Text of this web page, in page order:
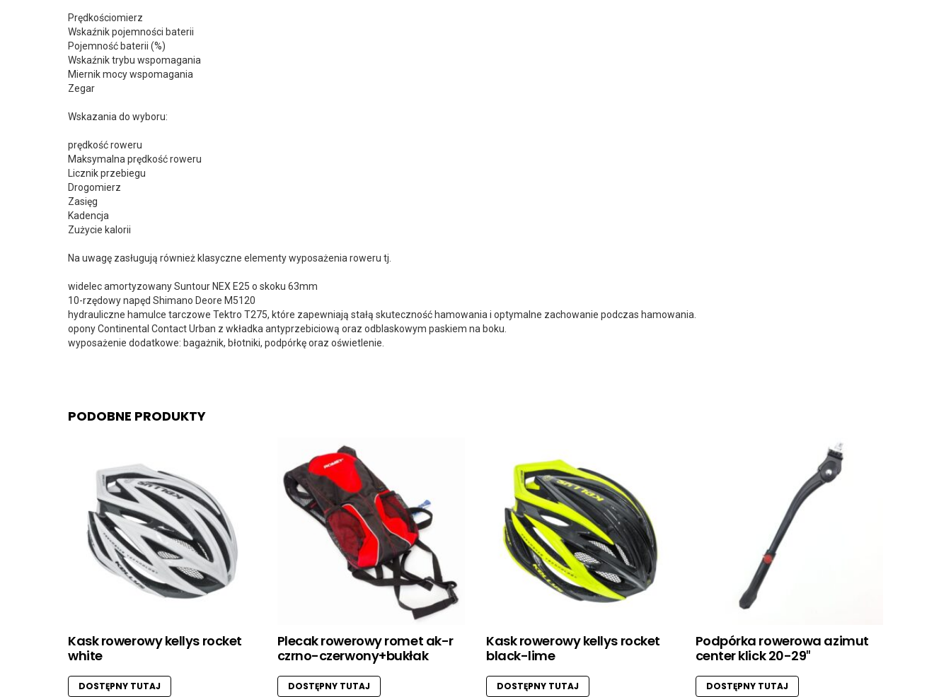
Prędkościomierz
Wskaźnik pojemności baterii
Pojemność baterii (%)
Wskaźnik trybu wspomagania
Miernik mocy wspomagania
Zegar
Wskazania do wyboru:
prędkość roweru
Maksymalna prędkość roweru
Licznik przebiegu
Drogomierz
Zasięg
Kadencja
Zużycie kalorii
Na uwagę zasługują również klasyczne elementy wyposażenia roweru tj.
widelec amortyzowany Suntour NEX E25 o skoku 63mm
10-rzędowy napęd Shimano Deore M5120
hydrauliczne hamulce tarczowe Tektro T275, które zapewniają stałą skuteczność hamowania i optymalne zachowanie podczas hamowania.
opony Continental Contact Urban z wkładka antyprzebiciową oraz odblaskowym paskiem na boku.
wyposażenie dodatkowe: bagażnik, błotniki, podpórkę oraz oświetlenie.
PODOBNE PRODUKTY
Kask rowerowy kellys rocket
white
DOSTĘPNY TUTAJ
Plecak rowerowy romet ak-r
czrno-czerwony+bukłak
DOSTĘPNY TUTAJ
Kask rowerowy kellys rocket
black-lime
DOSTĘPNY TUTAJ
Podpórka rowerowa azimut
center klick 20-29″
DOSTĘPNY TUTAJ